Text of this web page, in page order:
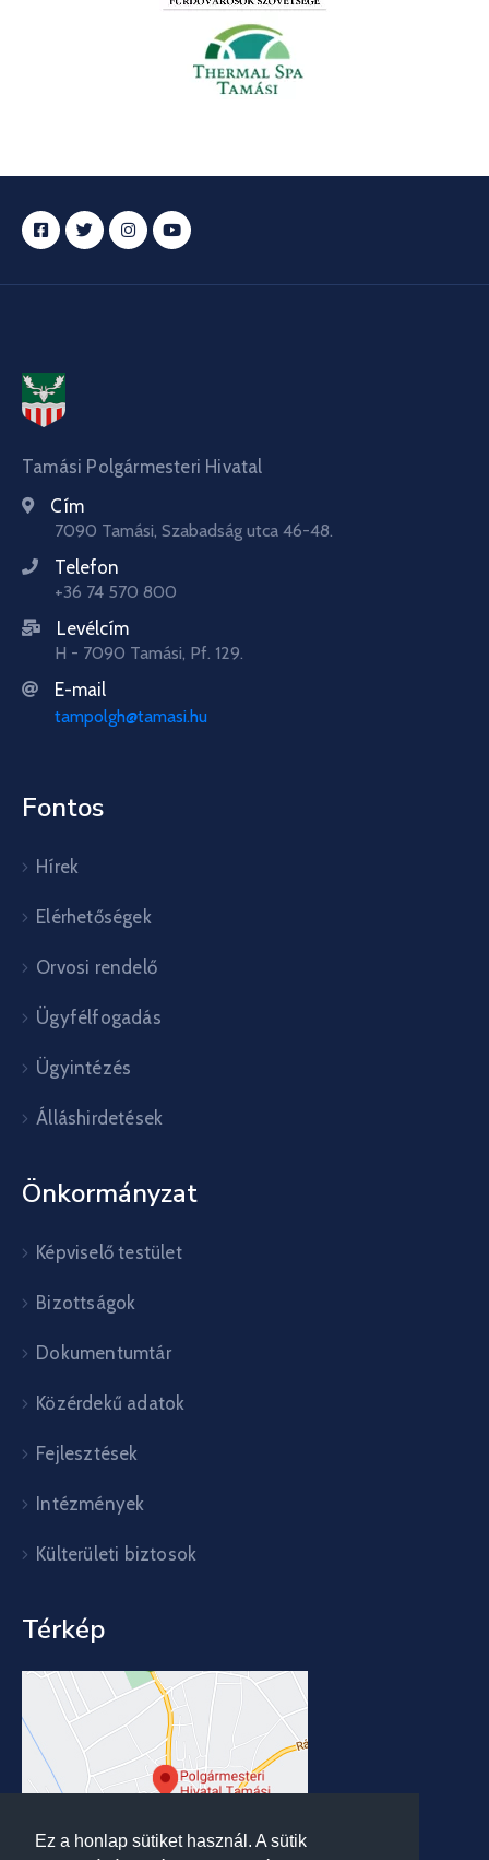
Ez a honlap sütiket használ. A sütik
Tamási Polgármesteri Hivatal
Cím
7090 Tamási, Szabadság utca 46-48.
Telefon
+36 74 570 800
Levélcím
H - 7090 Tamási, Pf. 129.
E-mail
tampolgh@tamasi.hu
Fontos
Hírek
Elérhetőségek
Orvosi rendelő
Ügyfélfogadás
Ügyintézés
Álláshirdetések
Önkormányzat
Képviselő testület
Bizottságok
Dokumentumtár
Közérdekű adatok
Fejlesztések
Intézmények
Külterületi biztosok
Térkép